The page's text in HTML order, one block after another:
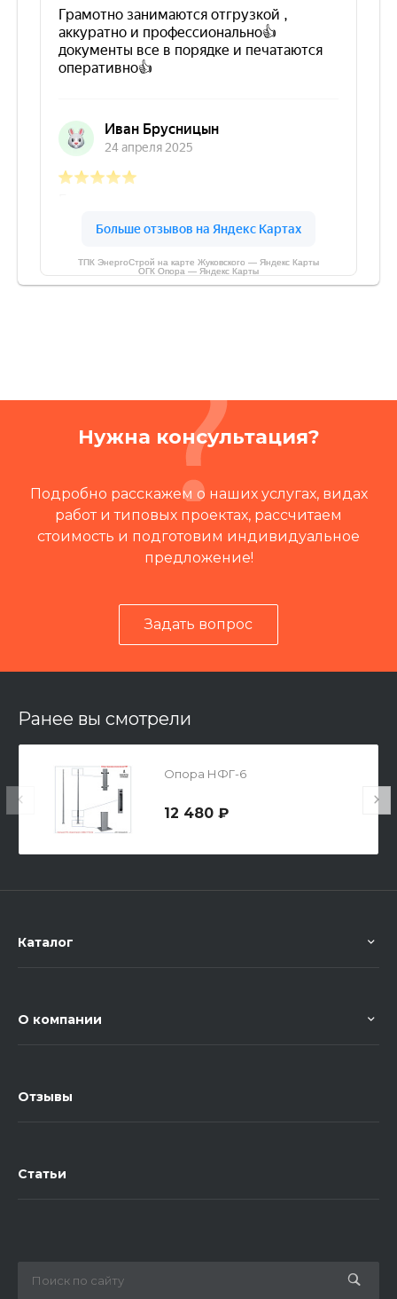
ТПК ЭнергоСтрой на карте Жуковского — Яндекс Карты
ОГК Опора — Яндекс Карты
Нужна консультация?
Подробно расскажем о наших услугах, видах
работ и типовых проектах, рассчитаем
стоимость и подготовим индивидуальное
предложение!
Задать вопрос
Ранее вы смотрели
Опора НФГ-6
12 480 ₽
Каталог
О компании
Отзывы
Статьи